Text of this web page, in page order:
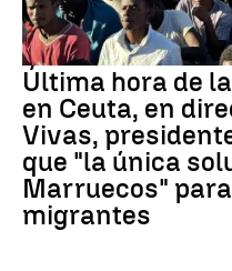
Última hora de
en Ceuta, en
Vivas,
que "la única
Marruecos"
migrantes